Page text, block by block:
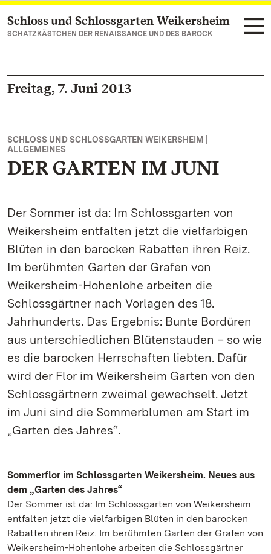
Zum Hauptinhalt springen
Schloss und Schlossgarten Weikersheim
SCHATZKÄSTCHEN DER RENAISSANCE UND DES BAROCK
Freitag, 7. Juni 2013
SCHLOSS UND SCHLOSSGARTEN WEIKERSHEIM |
ALLGEMEINES
DER GARTEN IM JUNI
Der Sommer ist da: Im Schlossgarten von
Weikersheim entfalten jetzt die vielfarbigen
Blüten in den barocken Rabatten ihren Reiz.
Im berühmten Garten der Grafen von
Weikersheim-Hohenlohe arbeiten die
Schlossgärtner nach Vorlagen des 18.
Jahrhunderts. Das Ergebnis: Bunte Bordüren
aus unterschiedlichen Blütenstauden – so wie
es die barocken Herrschaften liebten. Dafür
wird der Flor im Weikersheim Garten von den
Schlossgärtnern zweimal gewechselt. Jetzt
im Juni sind die Sommerblumen am Start im
„Garten des Jahres“.
Sommerflor im Schlossgarten Weikersheim. Neues aus
dem „Garten des Jahres“
Der Sommer ist da: Im Schlossgarten von Weikersheim
entfalten jetzt die vielfarbigen Blüten in den barocken
Rabatten ihren Reiz. Im berühmten Garten der Grafen von
Weikersheim-Hohenlohe arbeiten die Schlossgärtner